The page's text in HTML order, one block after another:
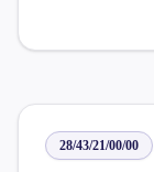
دمر
28/43/21/00/00